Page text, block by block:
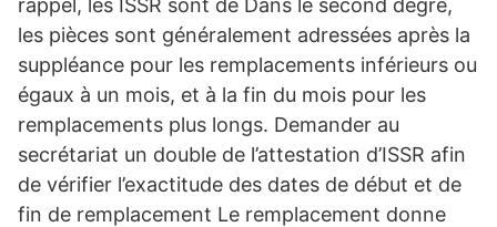
rappel, les ISSR sont de Dans le second degré,
les pièces sont généralement adressées après la
suppléance pour les remplacements inférieurs ou
égaux à un mois, et à la fin du mois pour les
remplacements plus longs. Demander au
secrétariat un double de l’attestation d’ISSR afin
de vérifier l’exactitude des dates de début et de
fin de remplacement Le remplacement donne